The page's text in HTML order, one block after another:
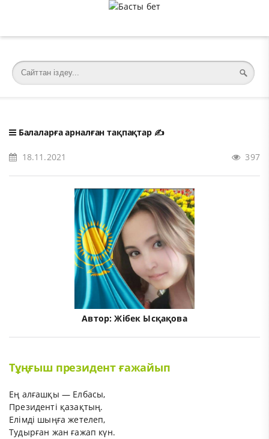
Балаларға арналған тақпақтар✍️
18.11.2021 397
Автор:Жібек Ысқақова
Тұңғыш президент ғажайып
Ең алғашқы — Елбасы,
Президенті қазақтың.
Елімді шыңға жетелеп,
Тудырған жан ғажап күн.